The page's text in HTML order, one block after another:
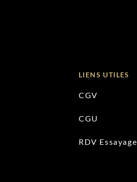
LIENS UTILES
CGV
CGU
RDV Essayage